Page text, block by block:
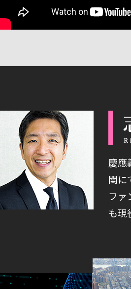
慶應
関に
ファ
も現